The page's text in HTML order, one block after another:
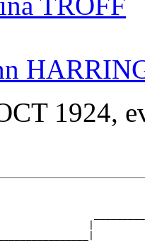
1924,